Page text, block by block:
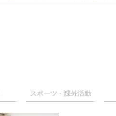
スポーツ・ 課外活動